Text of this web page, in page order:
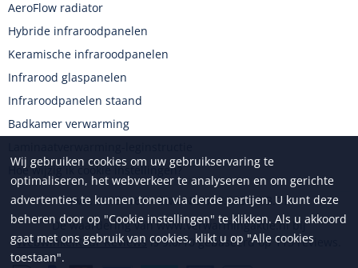
AeroFlow radiator
Hybride infraroodpanelen
Keramische infraroodpanelen
Infrarood glaspanelen
Infraroodpanelen staand
Badkamer verwarming
Hoe wijzig ik cookie instellingen?
KvK: 08150161 - Btw: NL8169.635.63.B.01
De waardering van www.verwarmingaktie.nl bij
WebwinkelKeur Reviews is 9.0/10 gebaseerd op 115 reviews.
Wij gebruiken cookies om uw gebruikservaring te
optimaliseren, het webverkeer te analyseren en om gerichte
advertenties te kunnen tonen via derde partijen. U kunt deze
beheren door op "Cookie instellingen" te klikken. Als u akkoord
gaat met ons gebruik van cookies, klikt u op "Alle cookies
toestaan".